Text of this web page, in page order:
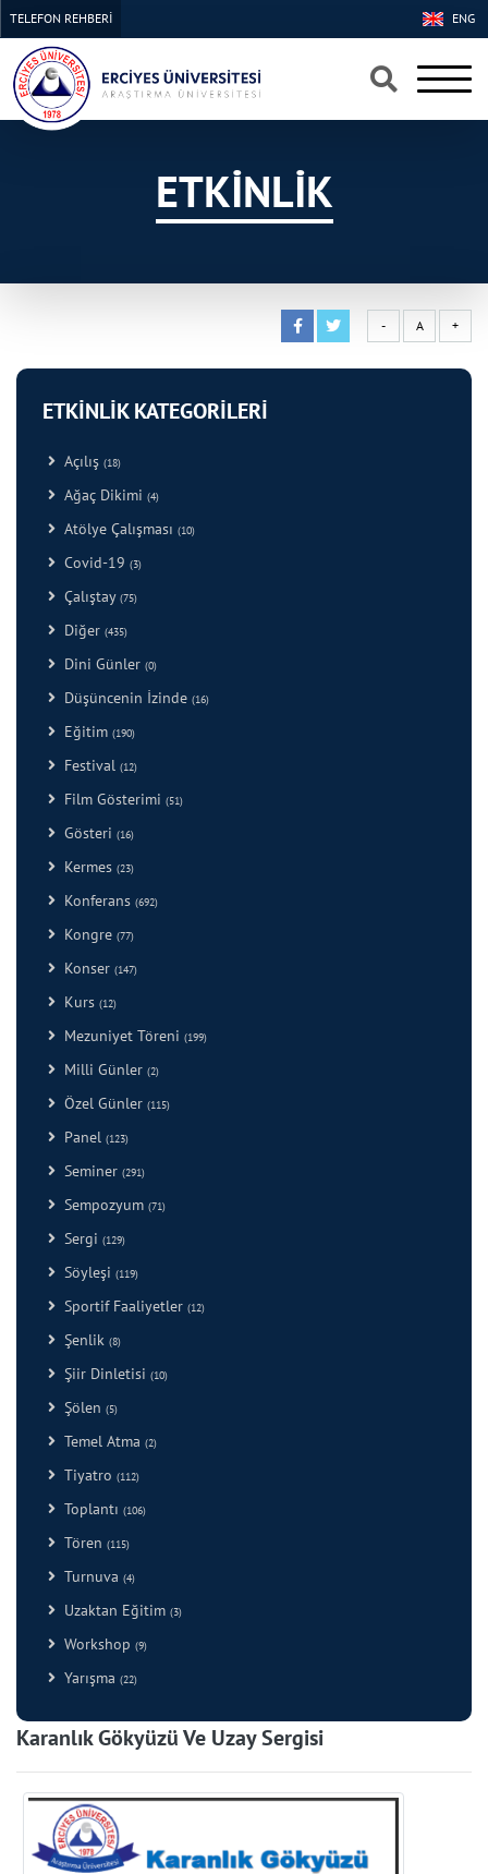
×
×
ENG
TELEFON REHBERİ
ETKİNLİK
- A +
ETKİNLİK KATEGORİLERİ
Açılış (18)
Ağaç Dikimi (4)
Atölye Çalışması (10)
Covid-19 (3)
Çalıştay (75)
Diğer (435)
Dini Günler (0)
Düşüncenin İzinde (16)
Eğitim (190)
Festival (12)
Film Gösterimi (51)
Gösteri (16)
Kermes (23)
Konferans (692)
Kongre (77)
Konser (147)
Kurs (12)
Mezuniyet Töreni (199)
Milli Günler (2)
Özel Günler (115)
Panel (123)
Seminer (291)
Sempozyum (71)
Sergi (129)
Söyleşi (119)
Sportif Faaliyetler (12)
Şenlik (8)
Şiir Dinletisi (10)
Şölen (5)
Temel Atma (2)
Tiyatro (112)
Toplantı (106)
Tören (115)
Turnuva (4)
Uzaktan Eğitim (3)
Workshop (9)
Yarışma (22)
Karanlık Gökyüzü Ve Uzay Sergisi